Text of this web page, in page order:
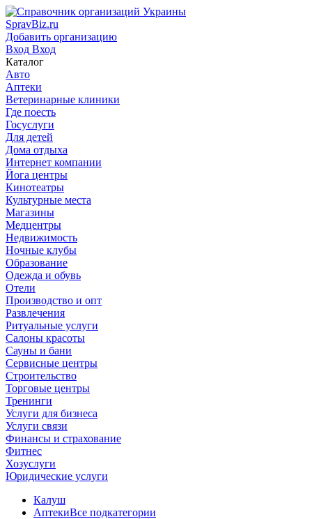
SpravBiz.ru
Добавить организацию
Вход Вход
Каталог
Авто
Аптеки
Ветеринарные клиники
Где поесть
Госуслуги
Для детей
Дома отдыха
Интернет компании
Йога центры
Кинотеатры
Культурные места
Магазины
Медцентры
Недвижимость
Ночные клубы
Образование
Одежда и обувь
Отели
Производство и опт
Развлечения
Ритуальные услуги
Салоны красоты
Сауны и бани
Сервисные центры
Строительство
Торговые центры
Тренинги
Услуги для бизнеса
Услуги связи
Финансы и страхование
Фитнес
Хозуслуги
Юридические услуги
Калуш
АптекиВсе подкатегории